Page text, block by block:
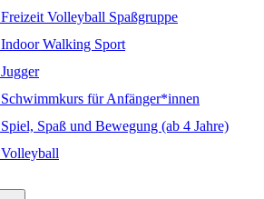
Freizeit Volleyball Spaßgruppe
Indoor Walking Sport
Jugger
Schwimmkurs für Anfänger*innen
Spiel, Spaß und Bewegung (ab 4 Jahre)
Volleyball